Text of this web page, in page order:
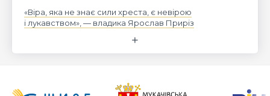
«Віра, яка не знає сили хреста, є невірою
і лукавством», — владика Ярослав Приріз